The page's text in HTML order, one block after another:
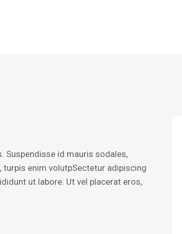
Suspendisse id mauris sodales,
enim volutpSectetur adipiscing
ut labore. Ut vel placerat eros,